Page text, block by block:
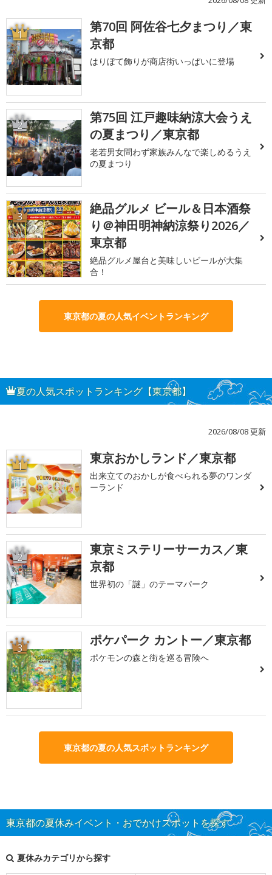
1
第70回 阿佐谷七夕まつり／東
京都
はりぼて飾りが商店街いっぱいに登場
2
第75回 江戸趣味納涼大会うえ
の夏まつり／東京都
老若男女問わず家族みんなで楽しめるうえ
の夏まつり
3
絶品グルメ ビール＆日本酒祭
り＠神田明神納涼祭り2026／
東京都
絶品グルメ屋台と美味しいビールが大集
合！
東京都の夏の人気イベントランキング
夏の人気スポットランキング【東京都】
2026/08/08 更新
1 東京おかしランド／東京都
出来立てのおかしが食べられる夢のワンダ
ーランド
2
東京ミステリーサーカス／東
京都
世界初の「謎」のテーマパーク
3 ポケパーク カントー／東京都
ポケモンの森と街を巡る冒険へ
東京都の夏の人気スポットランキング
東京都の夏休みイベント・おでかけスポットを探す
夏休みカテゴリから探す